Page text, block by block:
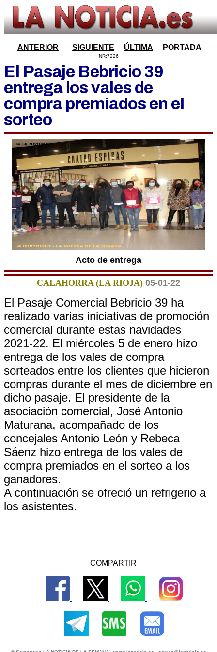
ANTERIOR SIGUIENTE ÚLTIMA PORTADA
NR:7226
El Pasaje Bebricio 39
entrega los vales de
compra premiados en el
sorteo
Acto de entrega
CALAHORRA (LA RIOJA) 05-01-22
El Pasaje Comercial Bebricio 39 ha
realizado varias iniciativas de promoción
comercial durante estas navidades
2021-22. El miércoles 5 de enero hizo
entrega de los vales de compra
sorteados entre los clientes que hicieron
compras durante el mes de diciembre en
dicho pasaje. El presidente de la
asociación comercial, José Antonio
Maturana, acompañado de los
concejales Antonio León y Rebeca
Sáenz hizo entrega de los vales de
compra premiados en el sorteo a los
ganadores.
A continuación se ofreció un refrigerio a
los asistentes.
COMPARTIR